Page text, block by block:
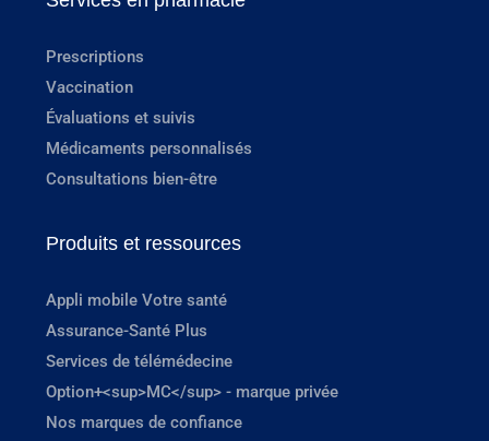
Prescriptions
Vaccination
Évaluations et suivis
Médicaments personnalisés
Consultations bien-être
Produits et ressources
Appli mobile Votre santé
Assurance-Santé Plus
Services de télémédecine
Option+<sup>MC</sup> - marque privée
Nos marques de confiance